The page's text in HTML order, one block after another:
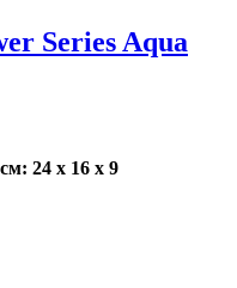
Series Aqua
: 24 x 16 x 9